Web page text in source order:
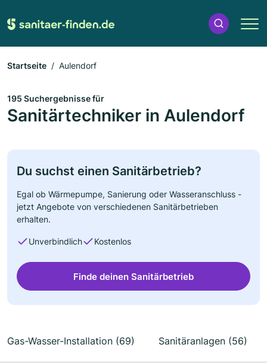
Startseite Aulendorf
195 Suchergebnisse für
Sanitärtechniker in Aulendorf
Du suchst einen Sanitärbetrieb?
Egal ob Wärmepumpe, Sanierung oder Wasseranschluss -
jetzt Angebote von verschiedenen Sanitärbetrieben
erhalten.
Unverbindlich Kostenlos
Finde deinen Sanitärbetrieb
Gas-Wasser-Installation (69) Sanitäranlagen (56)